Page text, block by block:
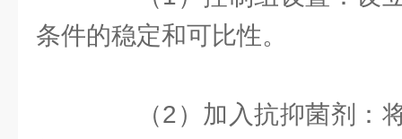
条件的稳定和可比性。
（2）加入抗抑菌剂：将